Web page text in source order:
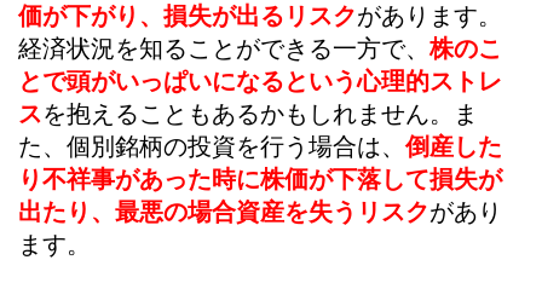
価が下がり、損失が出るリスクがあります。
経済状況を知ることができる一方で、株のこ
とで頭がいっぱいになるという心理的ストレ
スを抱えることもあるかもしれません。ま
た、個別銘柄の投資を行う場合は、倒産した
り不祥事があった時に株価が下落して損失が
出たり、最悪の場合資産を失うリスクがあり
ます。